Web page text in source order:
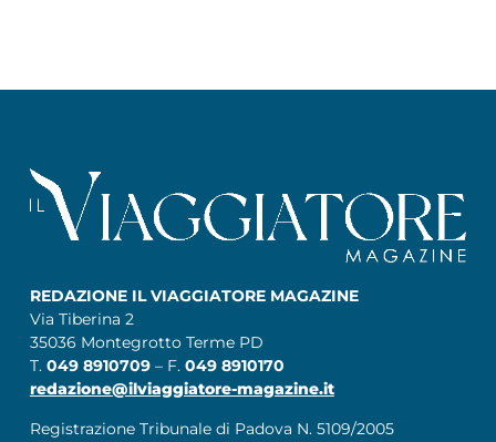
REDAZIONE IL VIAGGIATORE MAGAZINE
Via Tiberina 2
35036 Montegrotto Terme PD
T. 049 8910709 – F. 049 8910170
redazione@ilviaggiatore-magazine.it
Registrazione Tribunale di Padova N. 5109/2005